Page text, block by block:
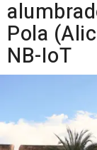
Pola
NB-IoT